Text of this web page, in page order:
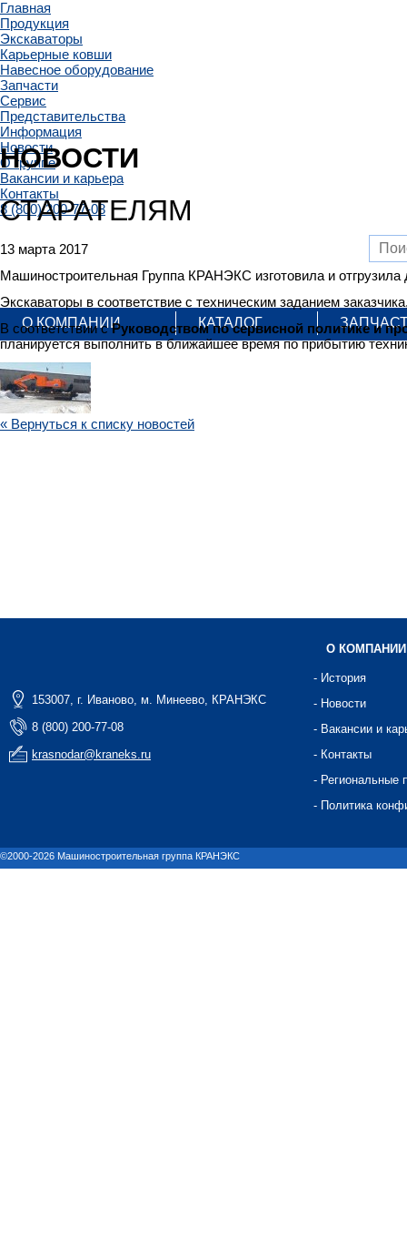
Главная
Продукция
Экскаваторы
Карьерные ковши
Навесное оборудование
Запчасти
Сервис
Представительства
Информация
Новости
О группе
Вакансии и карьера
Контакты
8 (800) 200-77-08
О КОМПАНИИ КАТАЛОГ
НОВОСТИ
СТАРАТЕЛЯМ
13 марта 2017
Машиностроительная Группа КРАНЭКС изготовила и
Экскаваторы в соответствие с техническим заданием
В соответствии сРуководством по сервисной политике и
планируется выполнить в ближайшее время по прибытию
« Вернуться к списку новостей
153007, г. Иваново, м. Минеево, КРАНЭКС
8 (800) 200-77-08
krasnodar@kraneks.ru
О КОМПАНИИ
- История
- Новости
- Вакансии и
- Контакты
- Региональные
- Политика
©2000-2026 Машиностроительная группа КРАНЭКС